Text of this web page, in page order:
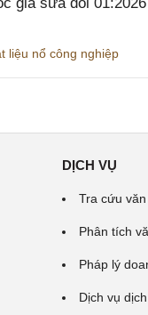
liệu nổ công nghiệp
DỊCH VỤ
Tra cứu
Phân tích
Pháp lý
Dịch vụ